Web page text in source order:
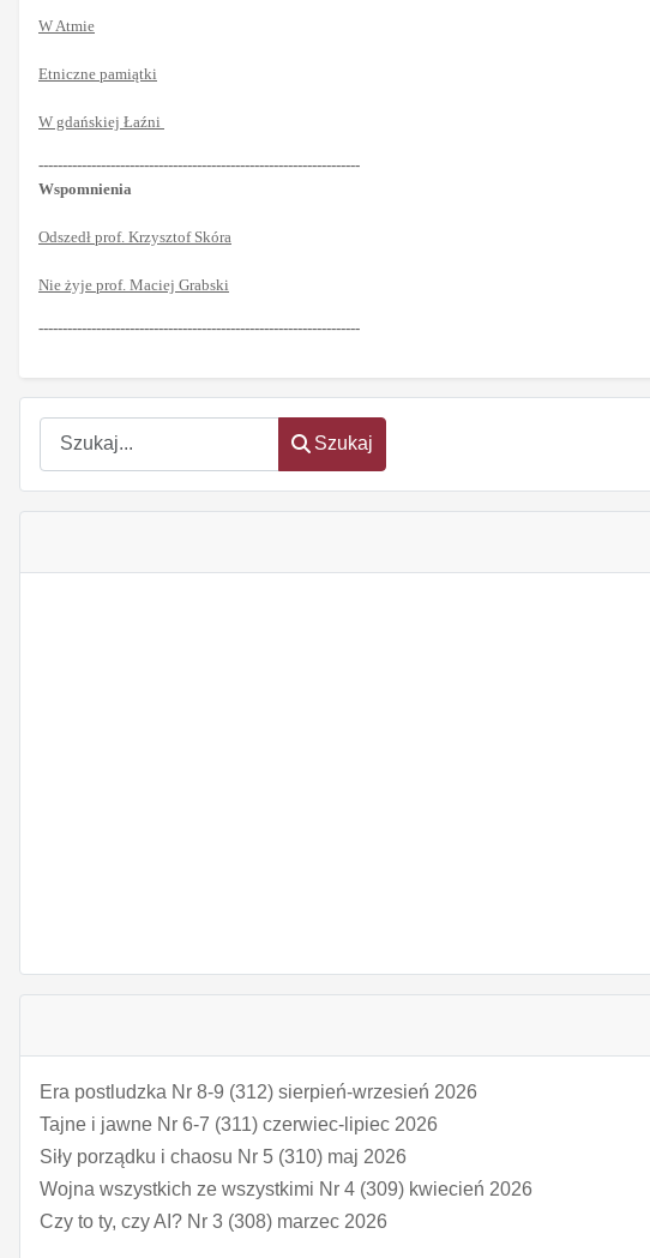
Szukaj
Szukaj
Era postludzka Nr 8-9 (312) sierpień-wrzesień 2026
Tajne i jawne Nr 6-7 (311) czerwiec-lipiec 2026
Siły porządku i chaosu Nr 5 (310) maj 2026
Wojna wszystkich ze wszystkimi Nr 4 (309) kwiecień 2026
Czy to ty, czy AI? Nr 3 (308) marzec 2026
W Atmie
Etniczne pamiątki
W gdańskiej Łaźni
-------------------------------------------------------------------
Wspomnienia
Odszedł prof. Krzysztof Skóra
Nie żyje prof. Maciej Grabski
-------------------------------------------------------------------